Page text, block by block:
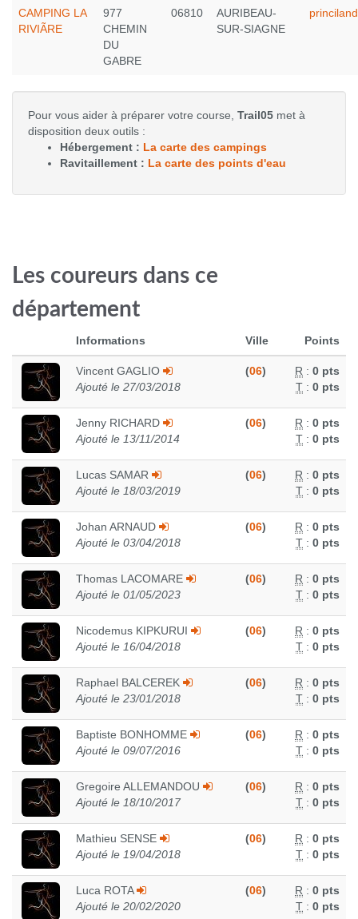
CAMPING LA
RIVIÃRE
977
CHEMIN
DU
GABRE
06810
AURIBEAU-
SUR-SIAGNE
Pour vous aider à préparer votre course, Trail05 met à
disposition deux outils :
Hébergement : La carte des campings
Ravitaillement : La carte des points d'eau
Les coureurs dans ce
département
Informations Ville Points
Vincent GAGLIO
Ajouté le 27/03/2018
(06) R : 0 pts
T : 0 pts
Jenny RICHARD
Ajouté le 13/11/2014
(06) R : 0 pts
T : 0 pts
Lucas SAMAR
Ajouté le 18/03/2019
(06) R : 0 pts
T : 0 pts
Johan ARNAUD
Ajouté le 03/04/2018
(06) R : 0 pts
T : 0 pts
Thomas LACOMARE
Ajouté le 01/05/2023
(06) R : 0 pts
T : 0 pts
Nicodemus KIPKURUI
Ajouté le 16/04/2018
(06) R : 0 pts
T : 0 pts
Raphael BALCEREK
Ajouté le 23/01/2018
(06) R : 0 pts
T : 0 pts
Baptiste BONHOMME
Ajouté le 09/07/2016
(06) R : 0 pts
T : 0 pts
Gregoire ALLEMANDOU
Ajouté le 18/10/2017
(06) R : 0 pts
T : 0 pts
Mathieu SENSE
Ajouté le 19/04/2018
(06) R : 0 pts
T : 0 pts
Luca ROTA
Ajouté le 20/02/2020
(06) R : 0 pts
T : 0 pts